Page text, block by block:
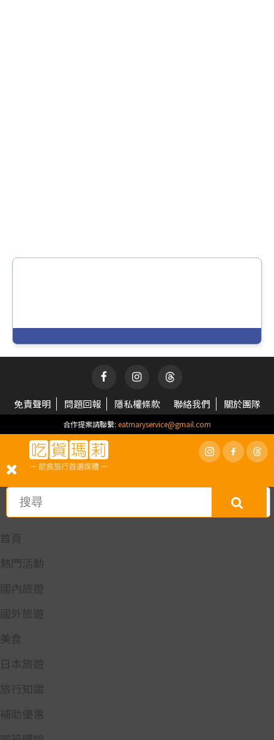
免責聲明 問題回報 隱私權條款 聯絡我們 關於團隊
合作提案請聯繫: eatmaryservice@gmail.com
首頁
熱門活動
國內旅遊
國外旅遊
美食
日本旅遊
旅行知識
補助優惠